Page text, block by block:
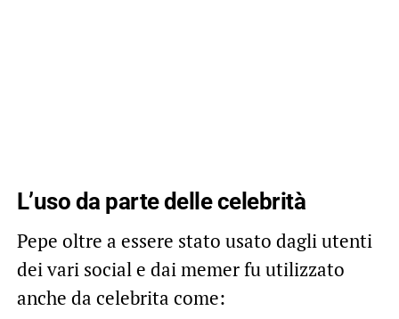
L’uso da parte delle celebrità
Pepe oltre a essere stato usato dagli utenti
dei vari social e dai memer fu utilizzato
anche da celebrita come: